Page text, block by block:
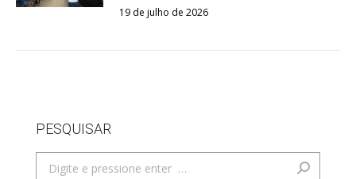
19 de julho de 2026
PESQUISAR
Search: